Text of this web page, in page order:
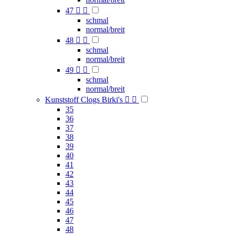
47  
schmal
normal/breit
48  
schmal
normal/breit
49  
schmal
normal/breit
Kunststoff Clogs Birki's  
35
36
37
38
39
40
41
42
43
44
45
46
47
48